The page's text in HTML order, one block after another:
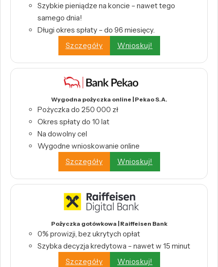
Szybkie pieniądze na koncie – nawet tego
samego dnia!
Długi okres spłaty – do 96 miesięcy.
Szczegóły
Wnioskuj!
Wygodna pożyczka online | Pekao S.A.
Pożyczka do 250 000 zł
Okres spłaty do 10 lat
Na dowolny cel
Wygodne wnioskowanie online
Szczegóły
Wnioskuj!
Pożyczka gotówkowa | Raiffeisen Bank
0% prowizji, bez ukrytych opłat
Szybka decyzja kredytowa – nawet w 15 minut
Szczegóły
Wnioskuj!